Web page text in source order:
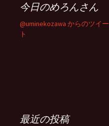
今日のめろんさん
@uminekozawa からのツイー
ト
最近の投稿